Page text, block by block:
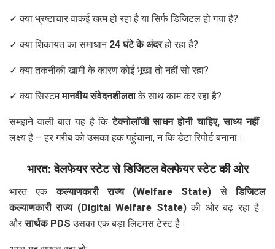
✓ क्या भ्रष्टाचार वाकई खत्म हो रहा है या सिर्फ डिजिटल हो गया है?
✓ क्या शिकायत का समाधान 24 घंटे के अंदरहो रहा है?
✓ क्या तकनीकी खामी के कारण कोई भूखा तो नहीं सो रहा?
✓ क्या सिस्टममानवीय संवेदनशीलताके साथ काम कर रहा है?
समझने वाली बात यह है किटेक्नोलॉजी साधन होनी चाहिए, साध्य नहीं।
लक्ष्य है – हर गरीब को उसका हक पहुंचाना, न कि डेटा रिपोर्ट बनाना।
भारत: वेलफेयर स्टेट से डिजिटल वेलफेयर स्टेट की ओर
भारत एककल्याणकारी राज्य (Welfare State) सेडिजिटल
कल्याणकारी राज्य (Digital Welfare State)की ओर बढ़ रहा है।
औरसार्थक PDS उसका एक बड़ा लिटमस टेस्ट है।